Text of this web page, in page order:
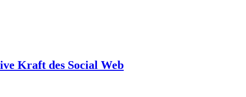
Kraft des Social Web